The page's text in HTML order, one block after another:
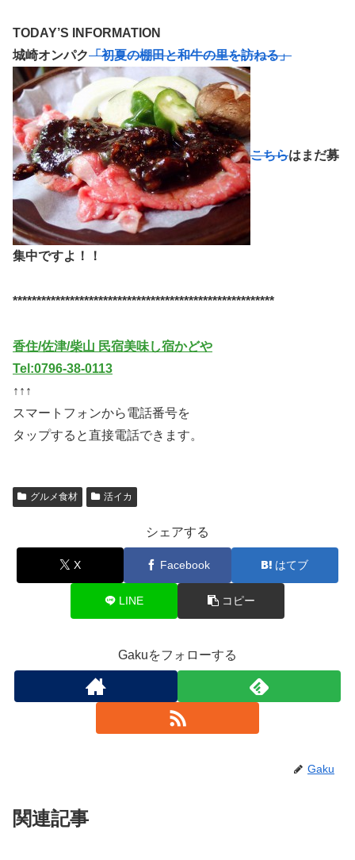
TODAY’S INFORMATION
城崎オンパク「初夏の棚田と和牛の里を訪ねる」
こちらはまだ募
集中ですよ！！
*******************************************************
香住/佐津/柴山 民宿美味し宿かどや
Tel:0796-38-0113
↑↑↑
スマートフォンから電話番号を
タップすると直接電話できます。
グルメ食材 活イカ
シェアする
X Facebook はてブ
LINE コピー
Gakuをフォローする
Gaku
関連記事